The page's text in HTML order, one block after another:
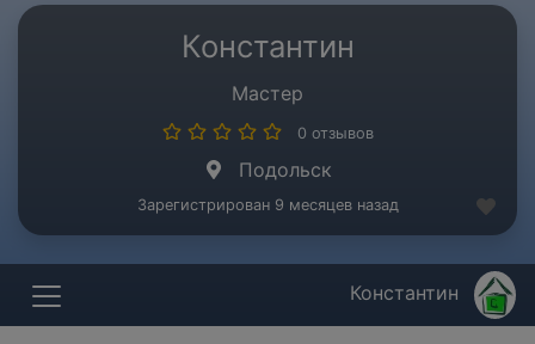
Константин
Мастер
0 отзывов
Подольск
Зарегистрирован 9 месяцев назад
Константин